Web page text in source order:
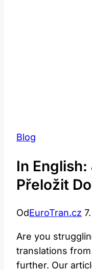
Blog
In
Přeložit
OdEuroTran.cz
Are you
translations
further. Our